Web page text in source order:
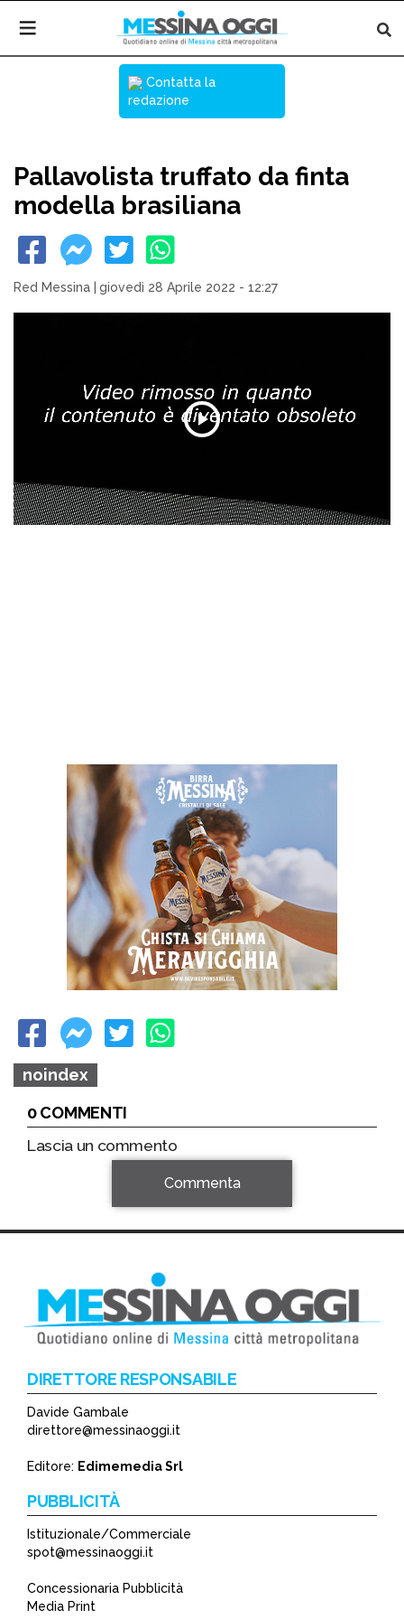
Contatta la
redazione
Pallavolista truffato da finta
modella brasiliana
Red Messina giovedì 28 Aprile 2022 - 12:27
Play
Video
noindex
0 COMMENTI
Lascia un commento
*
Commenta
DIRETTORE RESPONSABILE
Davide Gambale
direttore@messinaoggi.it
Editore: Edimemedia Srl
PUBBLICITÀ
Istituzionale/Commerciale
spot@messinaoggi.it
Concessionaria Pubblicità
Media Print